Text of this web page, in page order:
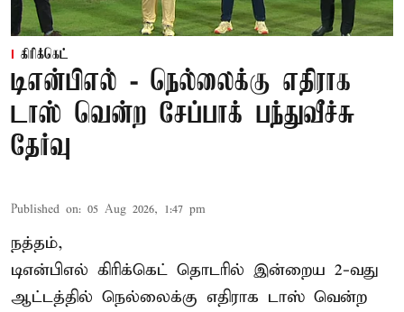
கிரிக்கெட்
டிஎன்பிஎல் - நெல்லைக்கு எதிராக
டாஸ் வென்ற சேப்பாக் பந்துவீச்சு
தேர்வு
Published on: 05 Aug 2026, 1:47 pm
நத்தம்,
டிஎன்பிஎல் கிரிக்கெட் தொடரில் இன்றைய 2-வது
ஆட்டத்தில் நெல்லைக்கு எதிராக டாஸ் வென்ற